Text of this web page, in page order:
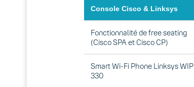
Console Cisco & Linksys
Fonctionnalité de free seating
(Cisco SPA et Cisco CP)
Smart Wi-Fi Phone Linksys WIP
330